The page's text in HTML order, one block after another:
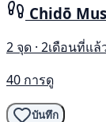
Chidō
2 จุด · 2เดือนที่แล้
40 การดู
บันทึก